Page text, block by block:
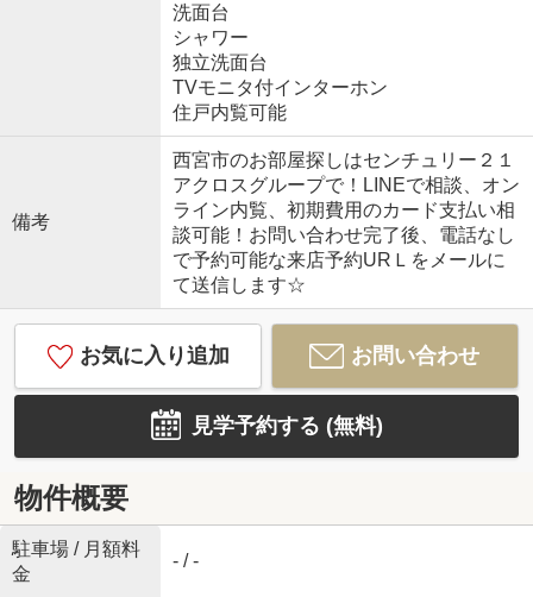
洗面台
シャワー
独立洗面台
TVモニタ付インターホン
住戸内覧可能
備考
西宮市のお部屋探しはセンチュリー２１
アクロスグループで！LINEで相談、オン
ライン内覧、初期費用のカード支払い相
談可能！お問い合わせ完了後、電話なし
で予約可能な来店予約URＬをメールに
て送信します☆
お気に入り追加 お問い合わせ
見学予約する (無料)
物件概要
駐車場 / 月額料
金
- / -